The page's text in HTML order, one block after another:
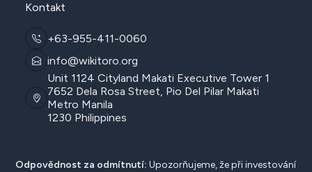
Kontakt
+63-955-411-0060
info@wikitoro.org
Unit 1124 Cityland Makati Executive Tower 1
7652 Dela Rosa Street, Pio Del Pilar Makati
Metro Manila
1230 Philippines
Odpovědnost za odmítnutí: Upozorňujeme, že při investování